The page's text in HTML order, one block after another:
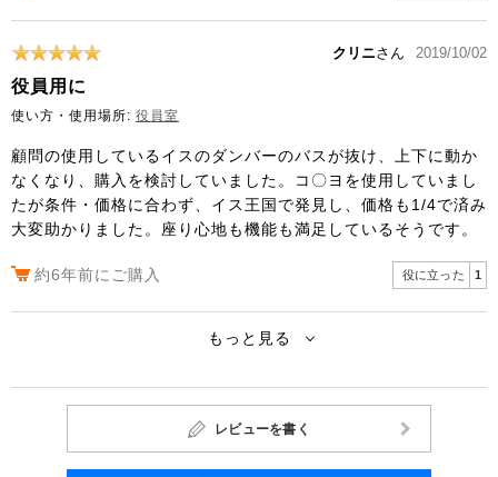
クリニさん 2019/10/02
役員用に
使い方・使用場所: 役員室
顧問の使用しているイスのダンバーのバスが抜け、上下に動か
なくなり、購入を検討していました。コ〇ヨを使用していまし
たが条件・価格に合わず、イス王国で発見し、価格も1/4で済み
大変助かりました。座り心地も機能も満足しているそうです。
約6年前にご購入 役に立った 1
もっと見る
レビューを書く